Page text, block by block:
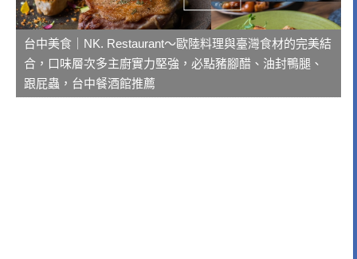
台中美食｜NK. Restaurant～歐陸料理與臺灣食材的完美結
合，口味層次多主廚實力堅強，必點豬腳醋、油封鴨腿、
跟屁蟲，台中餐酒館推薦